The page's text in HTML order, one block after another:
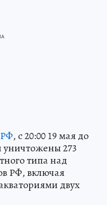
, с 20:00 19 мая до
уничтожены 273
типа над
РФ, включая
двух